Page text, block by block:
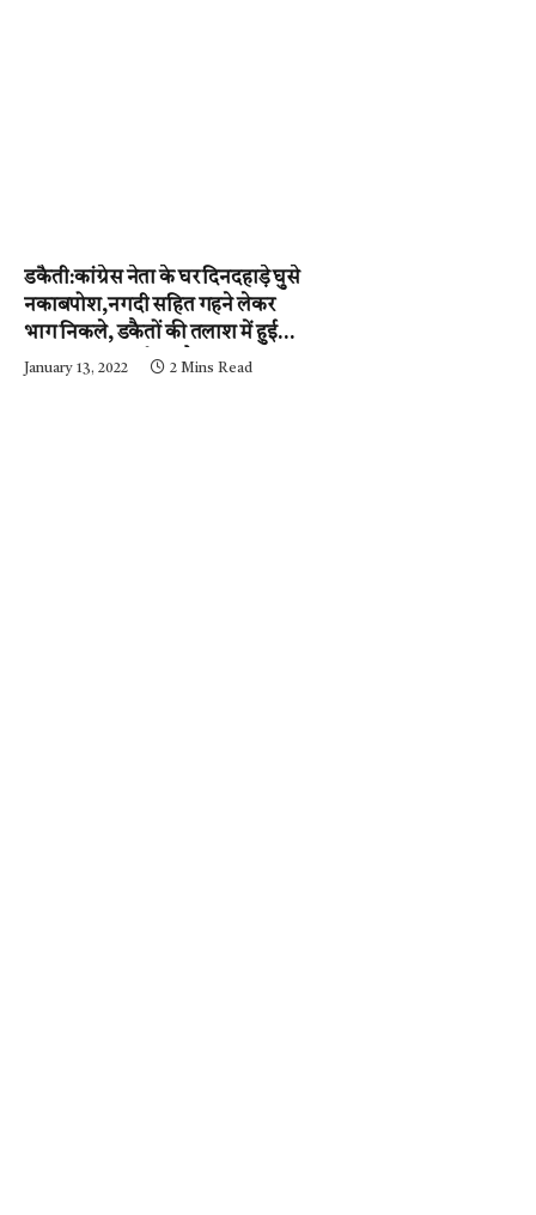
डकैती:कांग्रेस नेता के घर दिनदहाड़े घुसे
नकाबपोश,नगदी सहित गहने लेकर
भाग निकले, डकैतों की तलाश में हुई
नाकाबंदी…..आईजी और
January 13, 2022 2 Mins Read